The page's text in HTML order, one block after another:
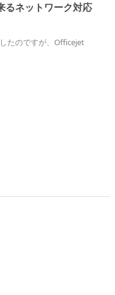
るネットワーク対応
たのですが、Officejet